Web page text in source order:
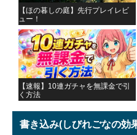
【ほの暮しの庭】先行プレイレビ
ュー！
【速報】10連ガチャを無課金で引
く方法
書き込み(しびれごなの効